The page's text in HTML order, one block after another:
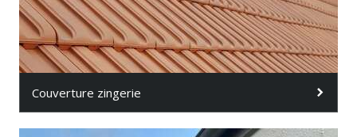
Couverture zingerie